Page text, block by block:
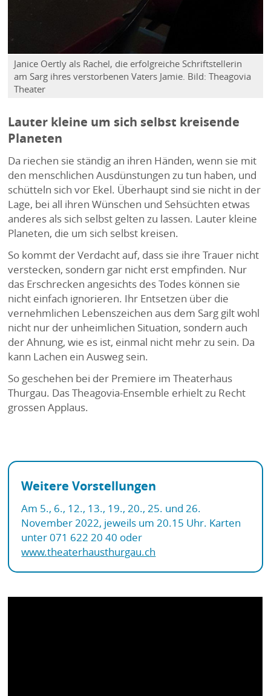
Janice Oertly als Rachel, die erfolgreiche Schriftstellerin
am Sarg ihres verstorbenen Vaters Jamie. Bild: Theagovia
Theater
Lauter kleine um sich selbst kreisende
Planeten
Da riechen sie ständig an ihren Händen, wenn sie mit
den menschlichen Ausdünstungen zu tun haben, und
schütteln sich vor Ekel. Überhaupt sind sie nicht in der
Lage, bei all ihren Wünschen und Sehsüchten etwas
anderes als sich selbst gelten zu lassen. Lauter kleine
Planeten, die um sich selbst kreisen.
So kommt der Verdacht auf, dass sie ihre Trauer nicht
verstecken, sondern gar nicht erst empfinden. Nur
das Erschrecken angesichts des Todes können sie
nicht einfach ignorieren. Ihr Entsetzen über die
vernehmlichen Lebenszeichen aus dem Sarg gilt wohl
nicht nur der unheimlichen Situation, sondern auch
der Ahnung, wie es ist, einmal nicht mehr zu sein. Da
kann Lachen ein Ausweg sein.
So geschehen bei der Premiere im Theaterhaus
Thurgau. Das Theagovia-Ensemble erhielt zu Recht
grossen Applaus.
Weitere Vorstellungen
Am 5., 6., 12., 13., 19., 20., 25. und 26.
November 2022, jeweils um 20.15 Uhr. Karten
unter 071 622 20 40 oder
www.theaterhausthurgau.ch